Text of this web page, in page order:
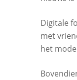
Digitale
met
het